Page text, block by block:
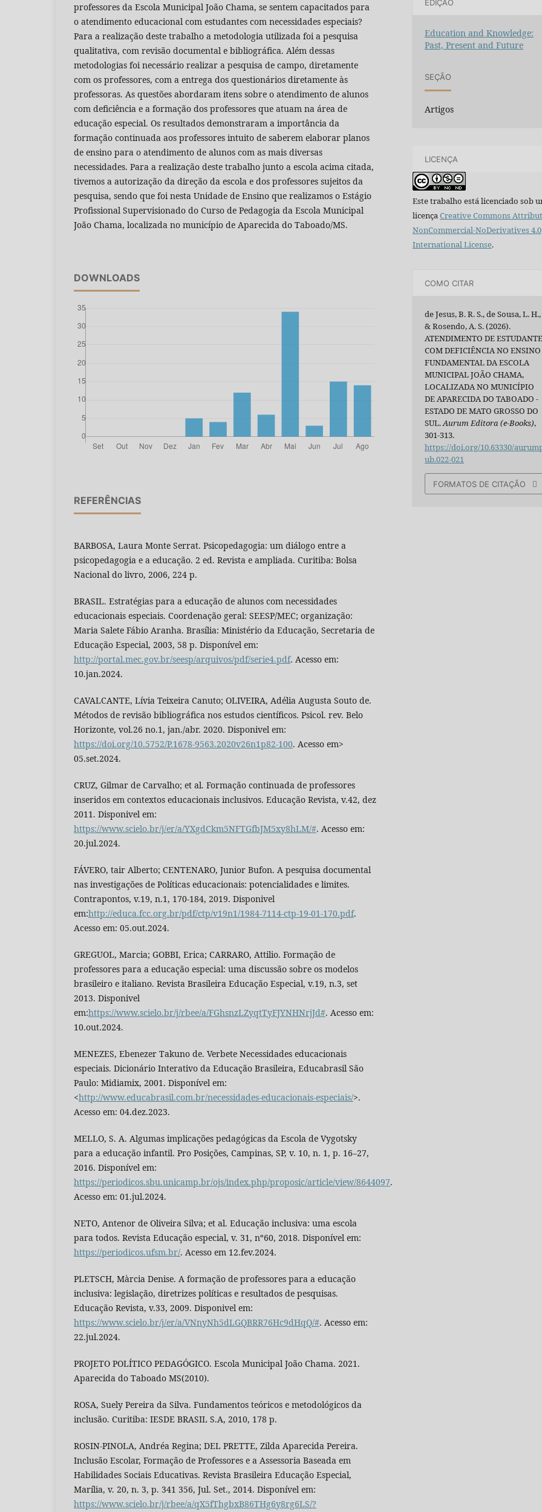
professores da Escola Municipal João Chama, se sentem capacitados para
o atendimento educacional com estudantes com necessidades especiais?
Para a realização deste trabalho a metodologia utilizada foi a pesquisa
qualitativa, com revisão documental e bibliográfica. Além dessas
metodologias foi necessário realizar a pesquisa de campo, diretamente
com os professores, com a entrega dos questionários diretamente às
professoras. As questões abordaram itens sobre o atendimento de alunos
com deficiência e a formação dos professores que atuam na área de
educação especial. Os resultados demonstraram a importância da
formação continuada aos professores intuito de saberem elaborar planos
de ensino para o atendimento de alunos com as mais diversas
necessidades. Para a realização deste trabalho junto a escola acima citada,
tivemos a autorização da direção da escola e dos professores sujeitos da
pesquisa, sendo que foi nesta Unidade de Ensino que realizamos o Estágio
Profissional Supervisionado do Curso de Pedagogia da Escola Municipal
João Chama, localizada no município de Aparecida do Taboado/MS.
DOWNLOADS
REFERÊNCIAS
BARBOSA, Laura Monte Serrat. Psicopedagogia: um diálogo entre a
psicopedagogia e a educação. 2 ed. Revista e ampliada. Curitiba: Bolsa
Nacional do livro, 2006, 224 p.
BRASIL. Estratégias para a educação de alunos com necessidades
educacionais especiais. Coordenação geral: SEESP/MEC; organização:
Maria Salete Fábio Aranha. Brasília: Ministério da Educação, Secretaria de
Educação Especial, 2003, 58 p. Disponível em:
http://portal.mec.gov.br/seesp/arquivos/pdf/serie4.pdf. Acesso em:
10.jan.2024.
CAVALCANTE, Lívia Teixeira Canuto; OLIVEIRA, Adélia Augusta Souto de.
Métodos de revisão bibliográfica nos estudos científicos. Psicol. rev. Belo
Horizonte, vol.26 no.1, jan./abr. 2020. Disponivel em:
https://doi.org/10.5752/P.1678-9563.2020v26n1p82-100. Acesso em>
05.set.2024.
CRUZ, Gilmar de Carvalho; et al. Formação continuada de professores
inseridos em contextos educacionais inclusivos. Educação Revista, v.42, dez
2011. Disponivel em:
https://www.scielo.br/j/er/a/YXgdCkm5NFTGfbJM5xy8hLM/#. Acesso em:
20.jul.2024.
FÁVERO, tair Alberto; CENTENARO, Junior Bufon. A pesquisa documental
nas investigações de Políticas educacionais: potencialidades e limites.
Contrapontos, v.19, n.1, 170-184, 2019. Disponivel
em:http://educa.fcc.org.br/pdf/ctp/v19n1/1984-7114-ctp-19-01-170.pdf.
Acesso em: 05.out.2024.
GREGUOL, Marcia; GOBBI, Erica; CARRARO, Attilio. Formação de
professores para a educação especial: uma discussão sobre os modelos
brasileiro e italiano. Revista Brasileira Educação Especial, v.19, n.3, set
2013. Disponivel
em:https://www.scielo.br/j/rbee/a/FGhsnzLZyqtTyFJYNHNrjJd#. Acesso em:
10.out.2024.
MENEZES, Ebenezer Takuno de. Verbete Necessidades educacionais
especiais. Dicionário Interativo da Educação Brasileira, Educabrasil São
Paulo: Midiamix, 2001. Disponível em:
<http://www.educabrasil.com.br/necessidades-educacionais-especiais/>.
Acesso em: 04.dez.2023.
MELLO, S. A. Algumas implicações pedagógicas da Escola de Vygotsky
para a educação infantil. Pro Posições, Campinas, SP, v. 10, n. 1, p. 16–27,
2016. Disponível em:
https://periodicos.sbu.unicamp.br/ojs/index.php/proposic/article/view/8644097.
Acesso em: 01.jul.2024.
NETO, Antenor de Oliveira Silva; et al. Educação inclusiva: uma escola
para todos. Revista Educação especial, v. 31, nº60, 2018. Disponível em:
https://periodicos.ufsm.br/. Acesso em 12.fev.2024.
PLETSCH, Màrcia Denise. A formação de professores para a educação
inclusiva: legislação, diretrizes políticas e resultados de pesquisas.
Educação Revista, v.33, 2009. Disponivel em:
https://www.scielo.br/j/er/a/VNnyNh5dLGQBRR76Hc9dHqQ/#. Acesso em:
22.jul.2024.
PROJETO POLÍTICO PEDAGÓGICO. Escola Municipal João Chama. 2021.
Aparecida do Taboado MS(2010).
ROSA, Suely Pereira da Silva. Fundamentos teóricos e metodológicos da
inclusão. Curitiba: IESDE BRASIL S.A, 2010, 178 p.
ROSIN-PINOLA, Andréa Regina; DEL PRETTE, Zilda Aparecida Pereira.
Inclusão Escolar, Formação de Professores e a Assessoria Baseada em
Habilidades Sociais Educativas. Revista Brasileira Educação Especial,
Marília, v. 20, n. 3, p. 341 356, Jul. Set., 2014. Disponível em:
https://www.scielo.br/j/rbee/a/qX5fThgbxB86THg6y8rg6LS/?
EDIÇÃO
Education and Knowledge:
Past, Present and Future
SEÇÃO
Artigos
LICENÇA
Este trabalho está licenciado sob
licençaCreative Commons
NonCommercial-NoDerivatives 4.0
International License.
COMO CITAR
de Jesus, B. R. S., de Sousa, L. H.,
& Rosendo, A. S. (2026).
ATENDIMENTO DE
COM DEFICIÊNCIA NO ENSINO
FUNDAMENTAL DA ESCOLA
MUNICIPAL JOÃO CHAMA,
LOCALIZADA NO MUNICÍPIO
DE APARECIDA DO TABOADO -
ESTADO DE MATO GROSSO DO
SUL.Aurum Editora (e-Books),
301-313.
https://doi.org/10.63330/
ub.022-021
FORMATOS DE CITAÇÃO